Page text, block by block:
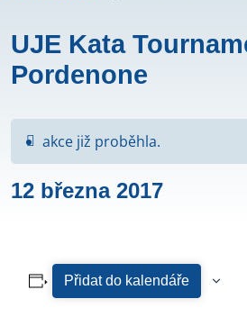
UJE Kata
Pordenone
akce již proběhla.
12 března 2017
Přidat do kalendáře